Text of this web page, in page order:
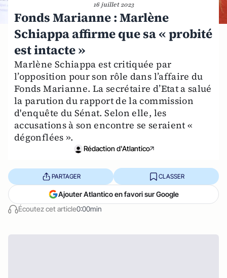
16 juillet 2023
Fonds Marianne : Marlène
Schiappa affirme que sa « probité
est intacte »
Marlène Schiappa est critiquée par
l’opposition pour son rôle dans l’affaire du
Fonds Marianne. La secrétaire d’Etat a salué
la parution du rapport de la commission
d'enquête du Sénat. Selon elle, les
accusations à son encontre se seraient «
dégonflées ».
Rédaction d'Atlantico
Écoutez cet article0:00min
PARTAGER CLASSER
Ajouter Atlantico en favori sur Google